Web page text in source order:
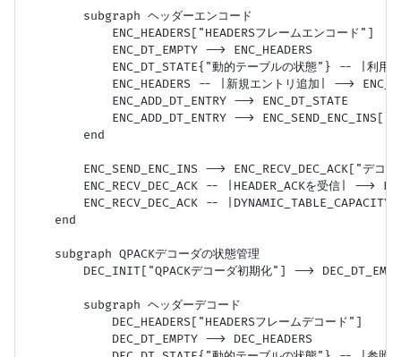
        subgraph ヘッダーエンコード
            ENC_HEADERS["HEADERSフレームエンコード"]
            ENC_DT_EMPTY --> ENC_HEADERS
ENC_DT_STATE{"動的テーブルの状態"} -- |利用
ENC_HEADERS -- |新規エントリ追加| -->
            ENC_ADD_DT_ENTRY --> ENC_DT_STATE
ENC_ADD_DT_ENTRY --> ENC_SEND_ENC_INS["エン
        end
ENC_SEND_ENC_INS --> ENC_RECV_DEC_ACK["デコー
ENC_RECV_DEC_ACK -- |HEADER_ACKを受信| -->
ENC_RECV_DEC_ACK --
    end
    subgraph QPACKデコーダの状態管理
DEC_INIT["QPACKデコーダ初期化"] -->
        subgraph ヘッダーデコード
            DEC_HEADERS["HEADERSフレームデコード"]
            DEC_DT_EMPTY --> DEC_HEADERS